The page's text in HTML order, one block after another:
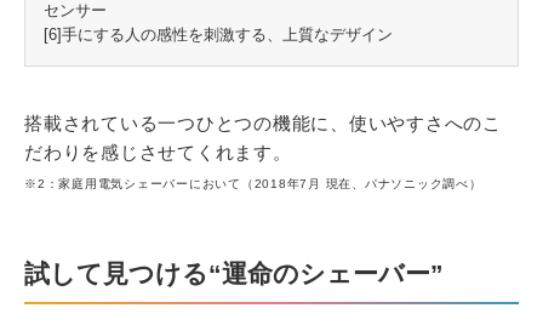
センサー
[6]手にする人の感性を刺激する、上質なデザイン
搭載されている一つひとつの機能に、使いやすさへのこ
だわりを感じさせてくれます。
※2：家庭用電気シェーバーにおいて（2018年7月 現在、パナソニック調べ）
試して見つける“運命のシェーバー”